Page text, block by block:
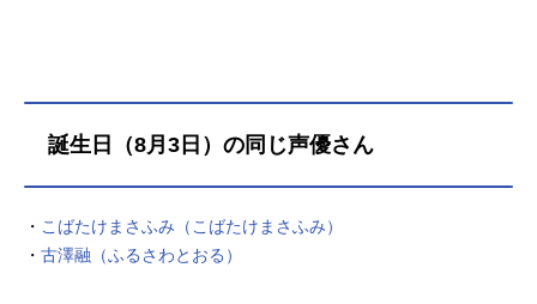
誕生日（8月3日）の同じ声優さん
・ こばたけまさふみ（こばたけまさふみ）
・ 古澤融（ふるさわとおる）